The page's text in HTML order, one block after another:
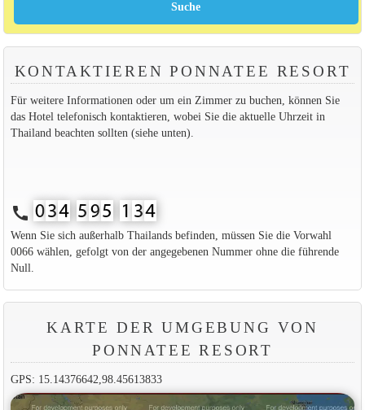
KONTAKTIEREN PONNATEE RESORT
Für weitere Informationen oder um ein Zimmer zu buchen, können Sie
das Hotel telefonisch kontaktieren, wobei Sie die aktuelle Uhrzeit in
Thailand beachten sollten (siehe unten).
call
Wenn Sie sich außerhalb Thailands befinden, müssen Sie die Vorwahl
0066 wählen, gefolgt von der angegebenen Nummer ohne die führende
Null.
KARTE DER UMGEBUNG VON
PONNATEE RESORT
GPS: 15.14376642,98.45613833